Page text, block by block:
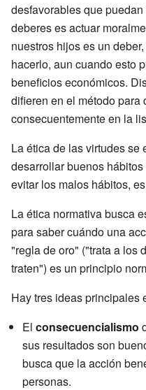
desfavorables que
deberes es actuar
nuestros hijos es un
hacerlo, aun cuando esto
beneficios económicos.
difieren en el método para
consecuentemente en la
La ética de las virtudes se
desarrollar buenos
evitar los malos hábitos,
La ética normativa busca
para saber cuándo una
"regla de oro" ("trata a los
traten") es un principio
Hay tres ideas principales
El consecuencialismo
sus resultados son
busca que la acción
personas.